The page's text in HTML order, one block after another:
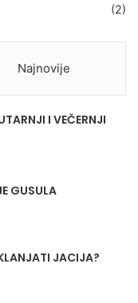
(2)
Najnovije
I VEČERNJI
GUSULA
JACIJA?